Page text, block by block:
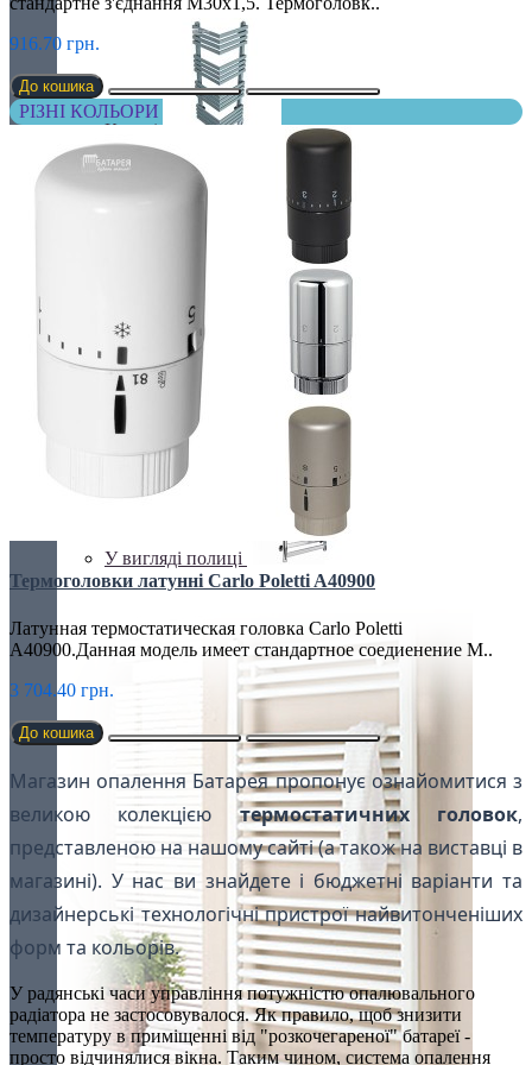
Кутові
Оригінальні
Перегородки
У вигляді полиці
916.70 грн.
До кошика
РІЗНІ КОЛЬОРИ
Термоголовки латунні Carlo Poletti A40900
Латунная термостатическая головка Carlo Poletti
A40900.Данная модель имеет стандартное соедиенение М..
3 704.40 грн.
До кошика
Магазин опалення Батарея пропонує ознайомитися з
великою колекцієютермостатичних головок,
представленою на нашому сайті (а також на виставці в
магазині). У нас ви знайдете і бюджетні варіанти та
дизайнерські технологічні пристрої найвитонченіших
форм та кольорів.
У радянські часи управління потужністю опалювального
радіатора не застосовувалося. Як правило, щоб знизити
температуру в приміщенні від "розкочегареної" батареї -
просто відчинялися вікна. Таким чином, система опалення